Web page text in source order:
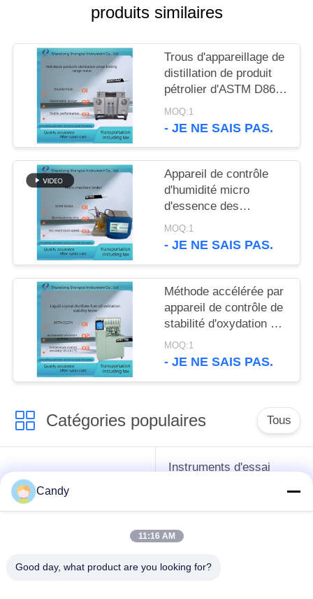
POLICY
produits similaires
Trous d'appareillage de
distillation de produit
pétrolier d'ASTM D86
doubles
MOQ:1
- JE NE SAIS PAS.
Appareil de contrôle
d'humidité micro
d'essence des
véhicules à moteur
d'éthanol d'ASTM
MOQ:1
- JE NE SAIS PAS.
Méthode accélérée par
appareil de contrôle de
stabilité d'oxydation de
fioul de distillat d'ASTM
D2274
MOQ:1
- JE NE SAIS PAS.
Catégories populaires Tous
instruments de essai
de pétrole
Instruments d'essai
graisse
Équipement d'essai
d'huile de
Candy
11:16 AM
Good day, what product are you looking for?